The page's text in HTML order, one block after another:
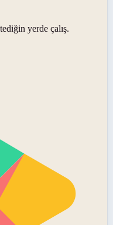
yerde çalış.